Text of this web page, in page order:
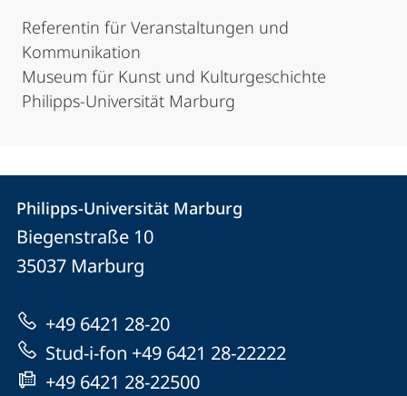
Referentin für Veranstaltungen und
Kommunikation
Museum für Kunst und Kulturgeschichte
Philipps-Universität Marburg
Kontakt
und
Informationen
zur
Website
Kontaktinformationen
Philipps-
Universität
Philipps-Universität Marburg
Biegenstraße 10
35037 Marburg
+49 6421 28-20
Stud-i-fon +49 6421 28-22222
+49 6421 28-22500